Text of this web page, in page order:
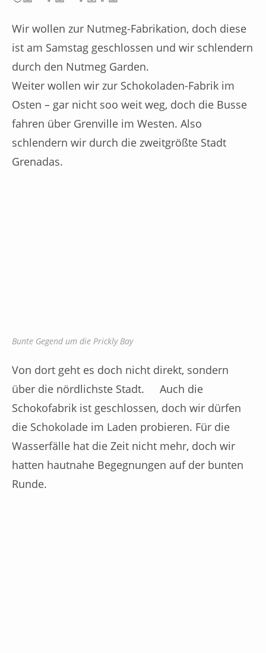
Wir wollen zur Nutmeg-Fabrikation, doch diese
ist am Samstag geschlossen und wir schlendern
durch den Nutmeg Garden.
Weiter wollen wir zur Schokoladen-Fabrik im
Osten – gar nicht soo weit weg, doch die Busse
fahren über Grenville im Westen. Also
schlendern wir durch die zweitgrößte Stadt
Grenadas.
Bunte Gegend um die Prickly Bay
Von dort geht es doch nicht direkt, sondern
über die nördlichste Stadt.
Auch die
Schokofabrik ist geschlossen, doch wir dürfen
die Schokolade im Laden probieren. Für die
Wasserfälle hat die Zeit nicht mehr, doch wir
hatten hautnahe Begegnungen auf der bunten
Runde.